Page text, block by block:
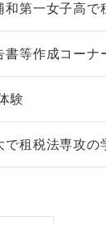
第一女子高で
等作成コーナ
験
で租税法専攻の